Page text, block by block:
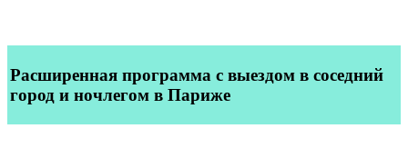
Расширенная программа с выездом в соседний
город и ночлегом в Париже